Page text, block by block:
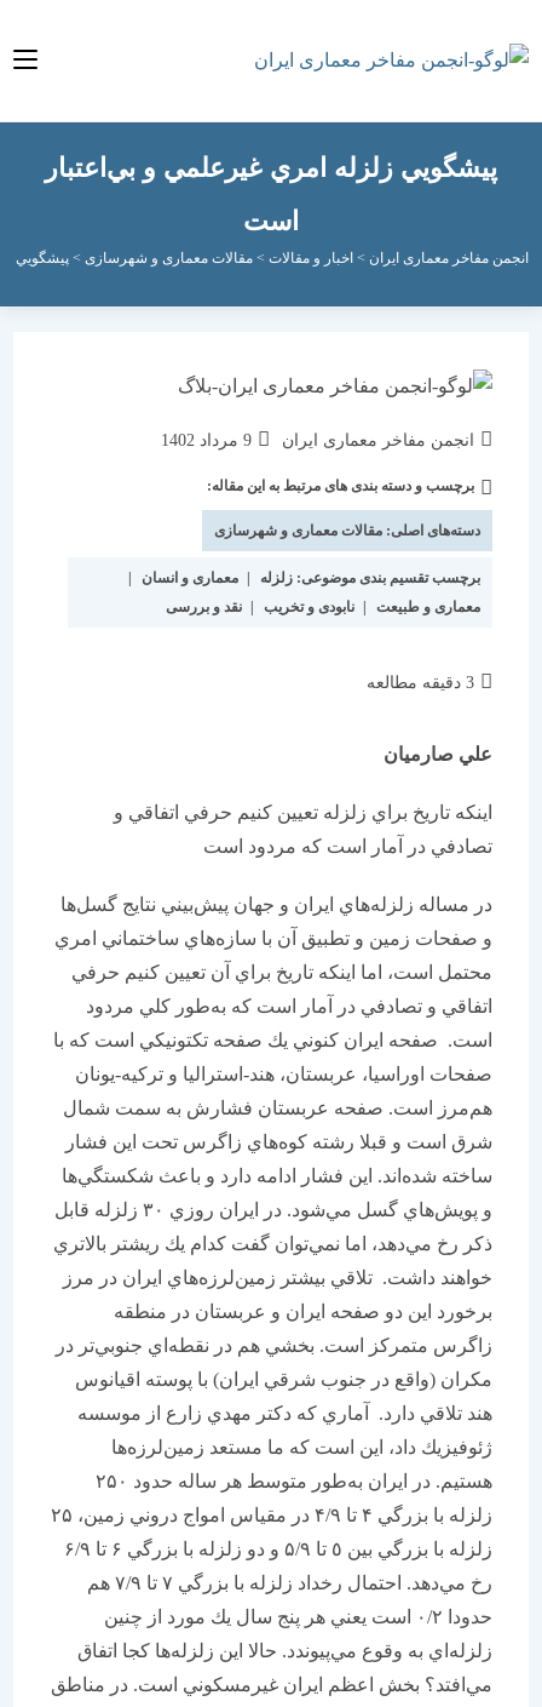
زلزله امري غيرعلمي و بي‌اعتبار
مفاخر معماری ایران > اخبار و مقالات>مقالات معماری و شهرسازی>پيشگويي زلزله
انجمن مفاخر معماری ایران
نوشته
شده
است:
9 مرداد 1402
برچسب و دسته بندی های مرتبط به این مقاله:
دسته‌های اصلی:مقالات معماری و شهرسازی
برچسب تقسیم بندی موضوعی:زلزله | معماری و انسان
معماری و طبیعت | نابودی و تخریب | نقد و بررسی
علي صارميان
اينكه تاريخ براي زلزله تعيين كنيم حرفي اتفاقي و
تصادفي در آمار است كه مردود است
در مساله زلزله‌هاي ايران و جهان پيش‌بيني نتايج گسل‌ها
و صفحات زمين و تطبيق آن با سازه‌هاي ساختماني امري
محتمل است، اما اينكه تاريخ براي آن تعيين كنيم حرفي
اتفاقي و تصادفي در آمار است كه به‌طور كلي مردود
است. صفحه ايران كنوني يك صفحه تكتونيكي است كه با
صفحات اوراسيا، عربستان، هند-استراليا و تركيه-يونان
هم‌مرز است. صفحه عربستان فشارش به سمت شمال
شرق است و قبلا رشته كوه‌هاي زاگرس تحت اين فشار
ساخته شده‌اند. اين فشار ادامه دارد و باعث شكستگي‌ها
و پويش‌هاي گسل مي‌شود. در ايران روزي ۳۰ زلزله قابل
ذكر رخ مي‌دهد، اما نمي‌توان گفت كدام يك ريشتر بالاتري
خواهند داشت. تلاقي بيشتر زمين‌لرزه‌هاي ايران در مرز
برخورد اين دو صفحه ايران و عربستان در منطقه
زاگرس متمركز است. بخشي هم در نقطه‌اي جنوبي‌تر در
مكران (واقع در جنوب شرقي ايران) با پوسته اقيانوس
هند تلاقي دارد. آماري كه دكتر مهدي زارع از موسسه
ژئوفيزيك داد، اين است كه ما مستعد زمين‌لرزه‌ها
هستيم. در ايران به‌طور متوسط هر ساله حدود ۲۵۰
زلزله با بزرگي ۴ تا ۴/۹ در مقياس امواج دروني زمين، ۲۵
زلزله با بزرگي بين ٥ تا ۵/۹ و دو زلزله با بزرگي ۶ تا ۶/۹
رخ مي‌دهد. احتمال رخداد زلزله با بزرگي ٧ تا ۷/۹ هم
حدودا ۰/۲ است يعني هر پنج سال يك مورد از چنين
زلزله‌اي به وقوع مي‌پيوندد. حالا اين زلزله‌ها كجا اتفاق
مي‌افتد؟ بخش اعظم ايران غيرمسكوني است. در مناطق